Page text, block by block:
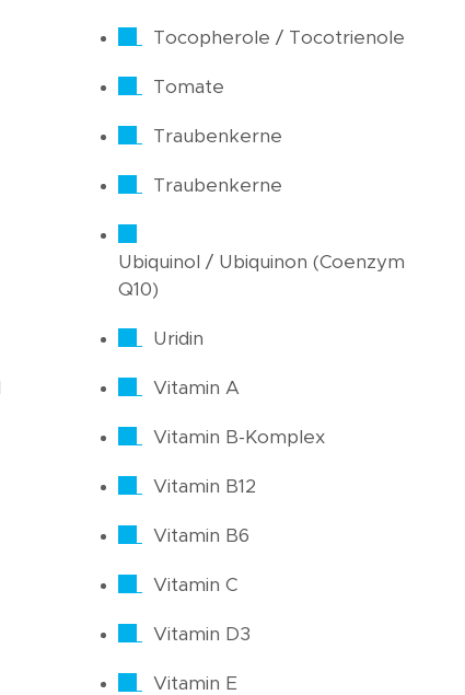
Tocopherole / Tocotrienole
Tomate
Traubenkerne
Traubenkerne
Ubiquinol / Ubiquinon (Coenzym
Q10)
Uridin
Vitamin A
Vitamin B-Komplex
Vitamin B12
Vitamin B6
Vitamin C
Vitamin D3
Vitamin E